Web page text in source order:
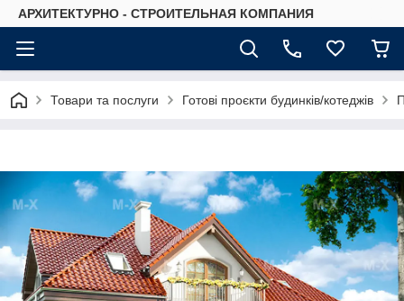
АРХИТЕКТУРНО - СТРОИТЕЛЬНАЯ КОМПАНИЯ
Товари та послуги Готові проєкти будинків/котеджів